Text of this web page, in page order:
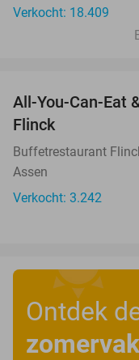
Verkocht: 18.409
All-You-Can-Eat
Flinck
Buffetrestaurant
Assen
Verkocht: 3.242
Ontdek